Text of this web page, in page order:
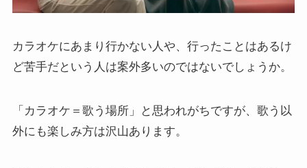
カラオケにあまり行かない人や、行ったことはあるけ
ど苦手だという人は案外多いのではないでしょうか。
「カラオケ＝歌う場所」と思われがちですが、歌う以
外にも楽しみ方は沢山あります。